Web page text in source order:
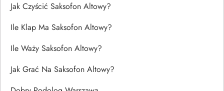
Jak Czyścić Saksofon Altowy?
Ile Klap Ma Saksofon Altowy?
Ile Waży Saksofon Altowy?
Jak Grać Na Saksofon Altowy?